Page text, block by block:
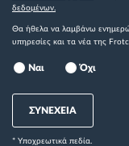
δεδομένων.
Θα ήθελα να λαμβάνω
υπηρεσίες και τα νέα της
Ναι Όχι
ΣΥΝΕΧΕΙΑ
* Yποχρεωτικά πεδία.